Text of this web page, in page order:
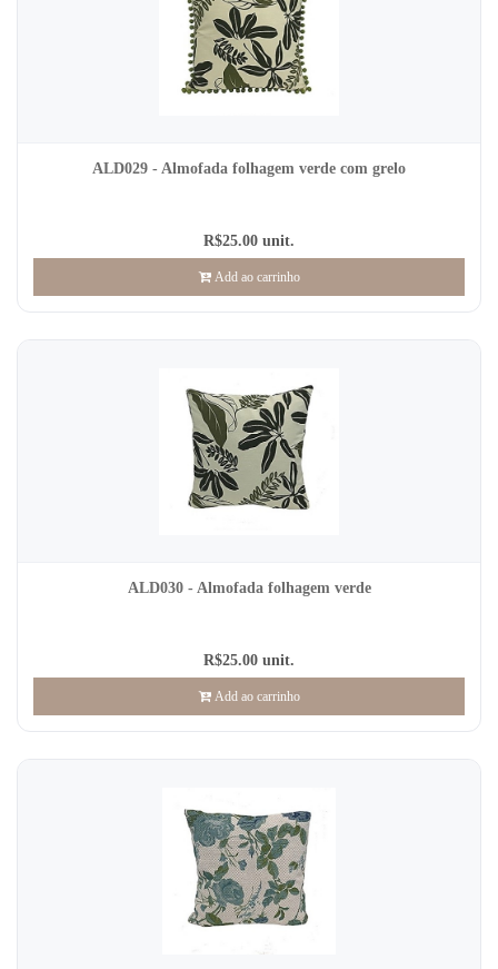
ALD029 - Almofada folhagem verde com grelo
R$25.00 unit.
Add ao carrinho
ALD030 - Almofada folhagem verde
R$25.00 unit.
Add ao carrinho